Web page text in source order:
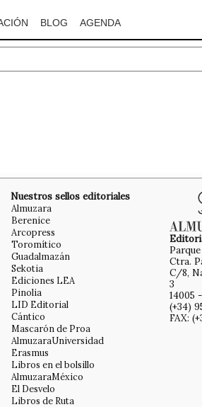
BLOG AGENDA
Nuestros sellos editoriales
Almuzara
Berenice
Arcopress
Toromítico
Guadalmazán
Sekotia
Ediciones LEA
Pinolia
LID Editorial
Cántico
Mascarón de Proa
AlmuzaraUniversidad
Erasmus
Libros en el bolsillo
AlmuzaraMéxico
El Desvelo
Libros de Ruta
Ctra.
C/8,
3
14005
(+34)
FAX: